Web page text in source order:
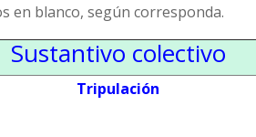
en blanco, según corresponda.
Sustantivo colectivo
Tripulación